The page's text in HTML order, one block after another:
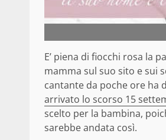
E’ piena di fiocchi rosa la
mamma sul suo sito e sui
cantante da poche ore ha
arrivato lo scorso 15
scelto per la bambina,
sarebbe andata così.